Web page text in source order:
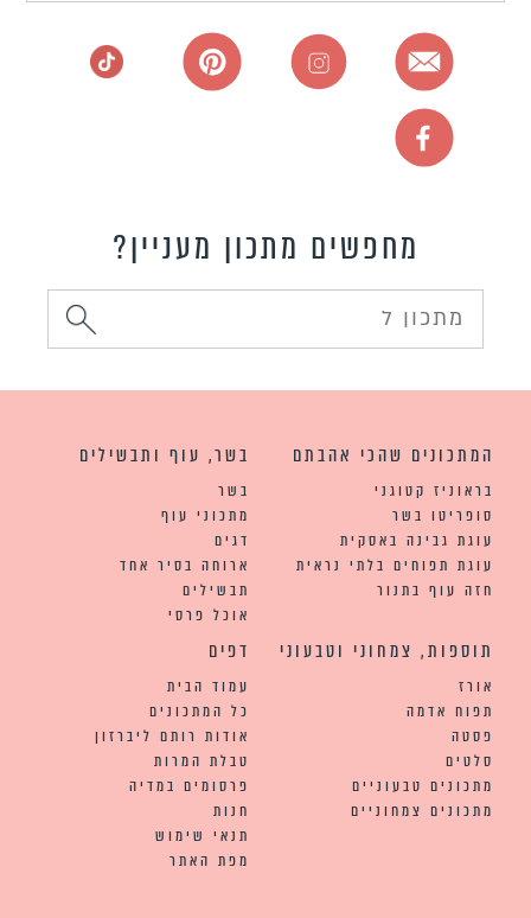
מחפשים מתכון מעניין?
המתכונים שהכי אהבתם
בראוניז קטוגני
סופריטו בשר
עוגת גבינה באסקית
עוגת תפוחים בלתי נראית
חזה עוף בתנור
בשר, עוף ותבשילים
בשר
מתכוני עוף
דגים
ארוחה בסיר אחד
תבשילים
אוכל פרסי
תוספות, צמחוני וטבעוני
אורז
תפוח אדמה
פסטה
סלטים
מתכונים טבעוניים
מתכונים צמחוניים
דפים
עמוד הבית
כל המתכונים
אודות רותם ליברזון
טבלת המרות
פרסומים במדיה
חנות
תנאי שימוש
מפת האתר